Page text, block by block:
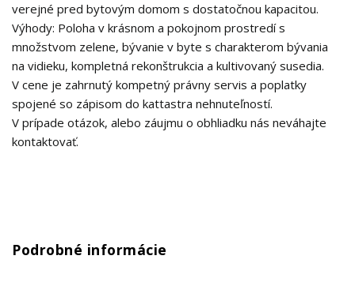
verejné pred bytovým domom s dostatočnou kapacitou.
Výhody: Poloha v krásnom a pokojnom prostredí s
množstvom zelene, bývanie v byte s charakterom bývania
na vidieku, kompletná rekonštrukcia a kultivovaný susedia.
V cene je zahrnutý kompetný právny servis a poplatky
spojené so zápisom do kattastra nehnuteľností.
V prípade otázok, alebo záujmu o obhliadku nás neváhajte
kontaktovať.
Podrobné informácie